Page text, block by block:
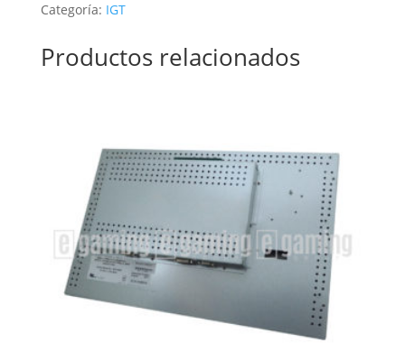
Categoría: IGT
Productos relacionados